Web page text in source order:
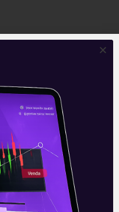
das entregas em
das vendas). Em
do Ame
de usuários), B2W
de Bit
a frente de